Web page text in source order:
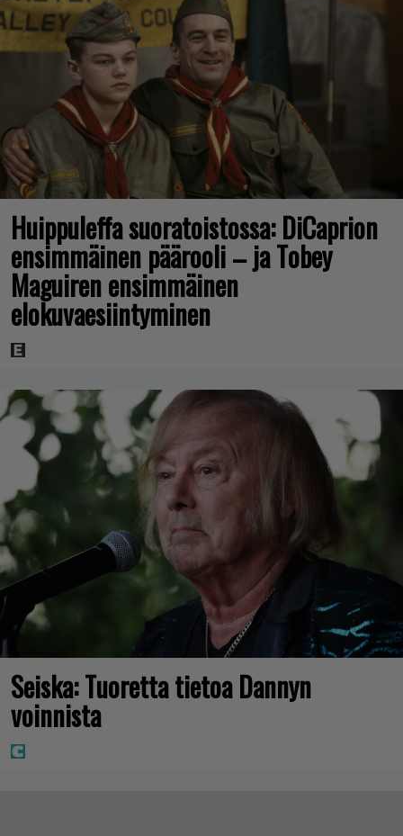
Huippuleffa suoratoistossa: DiCaprion
ensimmäinen päärooli – ja Tobey
Maguiren ensimmäinen
elokuvaesiintyminen
Seiska: Tuoretta tietoa Dannyn
voinnista